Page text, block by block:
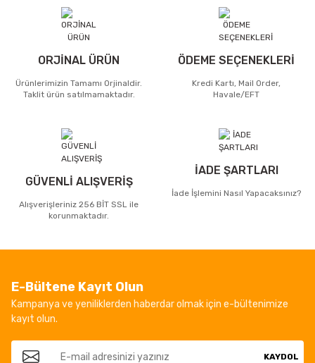
ORJİNAL ÜRÜN
Ürünlerimizin Tamamı Orjinaldir.
Taklit ürün satılmamaktadır.
ÖDEME SEÇENEKLERİ
Kredi Kartı, Mail Order,
Havale/EFT
GÜVENLİ ALIŞVERİŞ
Alışverişleriniz 256 BİT SSL ile
korunmaktadır.
İADE ŞARTLARI
İade İşlemini Nasıl Yapacaksınız?
E-Bültene Kayıt Olun
Kampanya ve yeniliklerden haberdar olmak için e-bültenimize
kayıt olun.
KAYDOL